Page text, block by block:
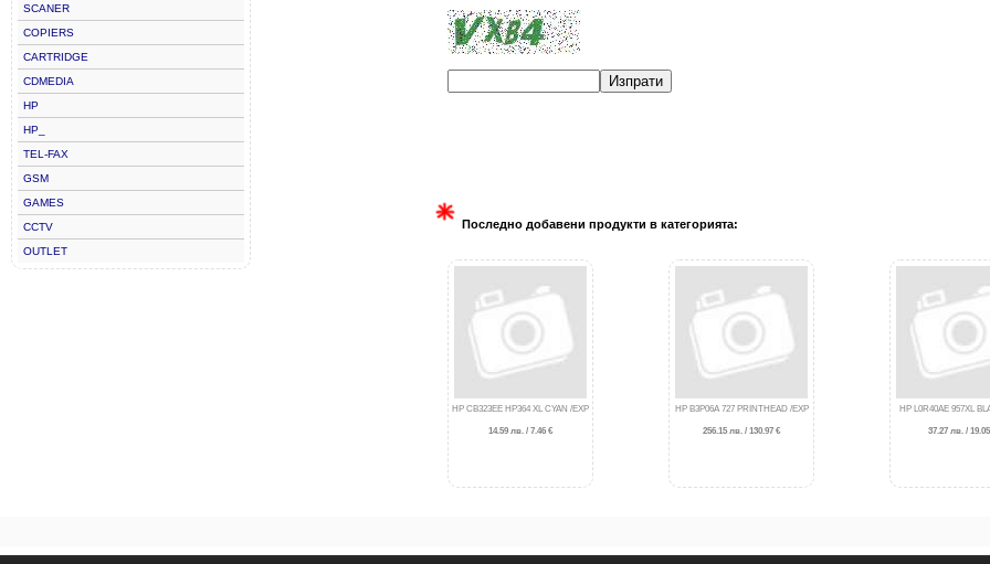
SCANER
COPIERS
CARTRIDGE
CDMEDIA
HP
HP_
TEL-FAX
GSM
GAMES
CCTV
OUTLET
Изпрати
Последно добавени продукти в категорията:
HP CB323EE HP364 XL CYAN /EXP
14.59 лв. / 7.46 €
HP B3P06A 727 PRINTHEAD /EXP
256.15 лв. / 130.97 €
HP L0R40AE 957XL
37.27 лв. /